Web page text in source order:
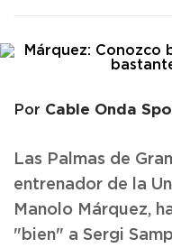
Por Cable Onda
Las Palmas de
entrenador de la
Manolo Márquez,
"bien" a Sergi